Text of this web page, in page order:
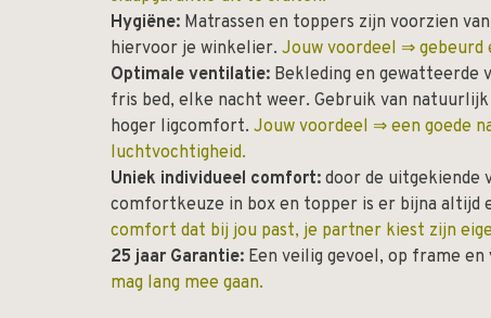
Hygiëne: Matrassen en toppers zijn voorzien
hiervoor je winkelier. Jouw voordeel ⇒ gebeurd
Optimale ventilatie: Bekleding en gewatteerde
fris bed, elke nacht weer. Gebruik van
hoger ligcomfort. Jouw voordeel ⇒ een goede
luchtvochtigheid.
Uniek individueel comfort: door de uitgekiende
comfortkeuze in box en topper is er bijna altijd
comfort dat bij jou past, je partner kiest zijn
25 jaar Garantie: Een veilig gevoel, op frame
mag lang mee gaan.